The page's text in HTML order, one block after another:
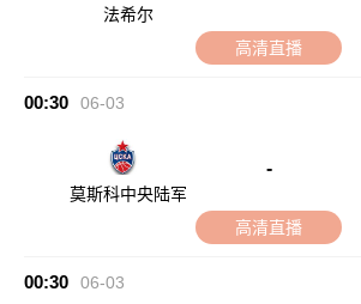
法希尔
高清直播
00:30 06-03
莫斯科中央陆军
-
高清直播
00:30 06-03